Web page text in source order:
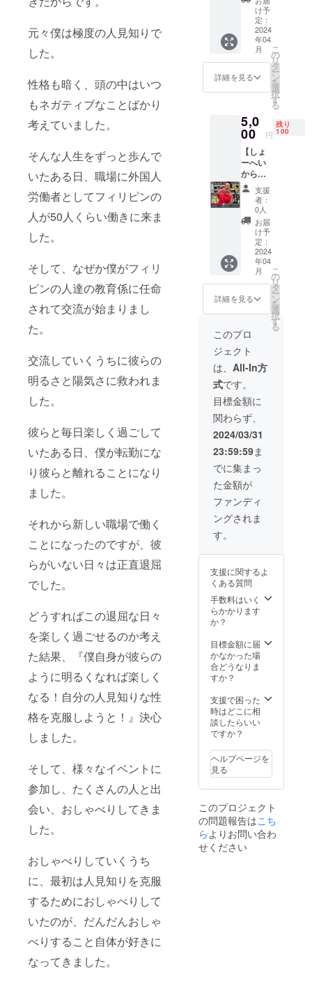
元々僕は極度の人見知りで
した。
性格も暗く、頭の中はいつ
もネガティブなことばかり
考えていました。
そんな人生をずっと歩んで
いたある日、職場に外国人
労働者としてフィリピンの
人が50人くらい働きに来ま
した。
そして、なぜか僕がフィリ
ピンの人達の教育係に任命
されて交流が始まりまし
た。
交流していくうちに彼らの
明るさと陽気さに救われま
した。
彼らと毎日楽しく過ごして
いたある日、僕が転勤にな
り彼らと離れることになり
ました。
それから新しい職場で働く
ことになったのですが、彼
らがいない日々は正直退屈
でした。
どうすればこの退屈な日々
を楽しく過ごせるのか考え
た結果、『僕自身が彼らの
ように明るくなれば楽しく
なる！自分の人見知りな性
格を克服しようと！』決心
しました。
そして、様々なイベントに
参加し、たくさんの人と出
会い、おしゃべりしてきま
した。
おしゃべりしていくうち
に、最初は人見知りを克服
するためにおしゃべりして
いたのが、だんだんおしゃ
べりすること自体が好きに
なってきました。
ループ
に招
待。 ・
ご利用
時はス
タッフ
に支援
い。
3000円
店長
しょー
へいか
ら心を
込めて
感謝の
お手紙
を送ら
ただき
ます！
け予
定：
2024
年04
月
詳細を見る
こ
の
リ
タ
ー
ン
を
選
択
す
る
5,0
00 円
残り
100
【しょ
ーへい
から感
謝動画
を提
供！】
5000円
店長
しょー
へいか
ら心を
込めて
感謝の
ビデオ
メッ
セージ
を送ら
せてい
ただき
ます。
※支援を
頂く際
は、必
ず備考
欄にご
希望の
お名
前、動
画の受
け取り
が可能
なメー
ルアド
レスを
い。 ・
内容：
クラウ
ドファ
ンディ
ング支
礼 ・収
録時
間：5分
以内 ・
法：視
聴用の
URLを
メール
・動画
内・配
信中に
お呼び
名前を
備考欄
に記載
くださ
い。 ・
支援
者：
0人
お届
け予
定：
2024
年04
月
詳細を見る
こ
の
リ
タ
ー
ン
を
選
択
す
る
このプロ
ジェクト
は、 All-In方
式です。
目標金額に
関わらず、
2024/03/31
23:59:59ま
でに集まっ
た金額が
ファンディ
ングされま
す。
支援に関するよ
くある質問
手数料はいく
らかかります
か？
目標金額に届
かなかった場
合どうなりま
すか？
支援で困った
時はどこに相
談したらいい
ですか？
ヘルプページを
見る
このプロジェクト
の問題報告はこち
ら よりお問い合わ
せください